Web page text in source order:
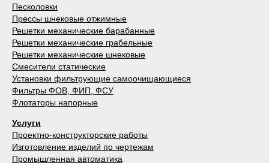
Песколовки
Прессы шнековые отжимные
Решетки механические барабанные
Решетки механические грабельные
Решетки механические шнековые
Смесители статические
Установки фильтрующие самоочищающиеся
Фильтры ФОВ, ФИП, ФСУ
Флотаторы напорные
Услуги
Проектно-конструкторские работы
Изготовление изделий по чертежам
Промышленная автоматика